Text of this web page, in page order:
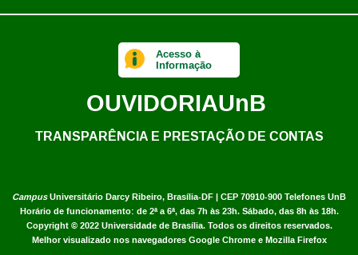
CampusUniversitário Darcy Ribeiro, Brasília-DF | CEP 70910-900 Telefones UnB
Horário de funcionamento: de 2ª a 6ª, das 7h às 23h. Sábado, das 8h às 18h.
Copyright © 2022 Universidade de Brasília. Todos os direitos reservados.
Melhor visualizado nos navegadores Google Chrome e Mozilla Firefox
Acesso à
Informação
OUVIDORIAUnB
TRANSPARÊNCIA E PRESTAÇÃO DE CONTAS